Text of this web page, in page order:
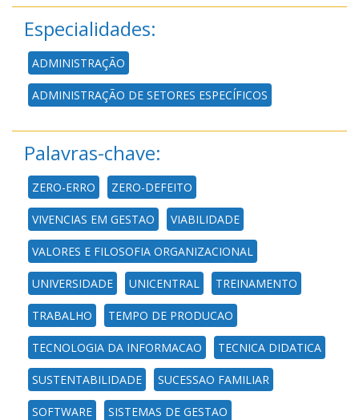
Especialidades:
ADMINISTRAÇÃO
ADMINISTRAÇÃO DE SETORES ESPECÍFICOS
Palavras-chave:
ZERO-ERRO ZERO-DEFEITO
VIVENCIAS EM GESTAO VIABILIDADE
VALORES E FILOSOFIA ORGANIZACIONAL
UNIVERSIDADE UNICENTRAL TREINAMENTO
TRABALHO TEMPO DE PRODUCAO
TECNOLOGIA DA INFORMACAO TECNICA DIDATICA
SUSTENTABILIDADE SUCESSAO FAMILIAR
SOFTWARE SISTEMAS DE GESTAO